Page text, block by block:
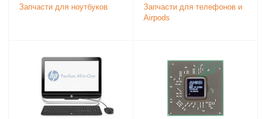
Запчасти для ноутбуков
Запчасти для телефонов и
Airpods